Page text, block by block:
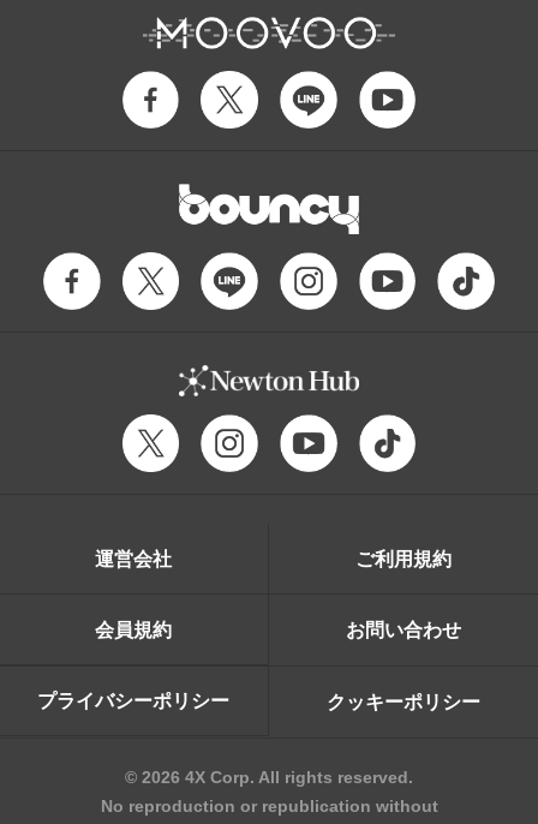
運営会社 ご利用規約
会員規約 お問い合わせ
プライバシーポリシー クッキーポリシー
© 2026 4X Corp. All rights reserved.
No reproduction or republication without